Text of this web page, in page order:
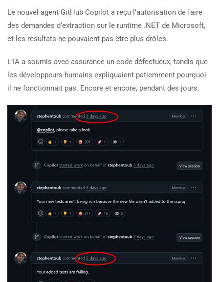
Le nouvel agent GitHub Copilot a reçu l’autorisation de faire
des demandes d’extraction sur le runtime .NET de Microsoft,
et les résultats ne pouvaient pas être plus drôles.
L’IA a soumis avec assurance un code défectueux, tandis que
les développeurs humains expliquaient patiemment pourquoi
il ne fonctionnait pas. Encore et encore, pendant des jours.